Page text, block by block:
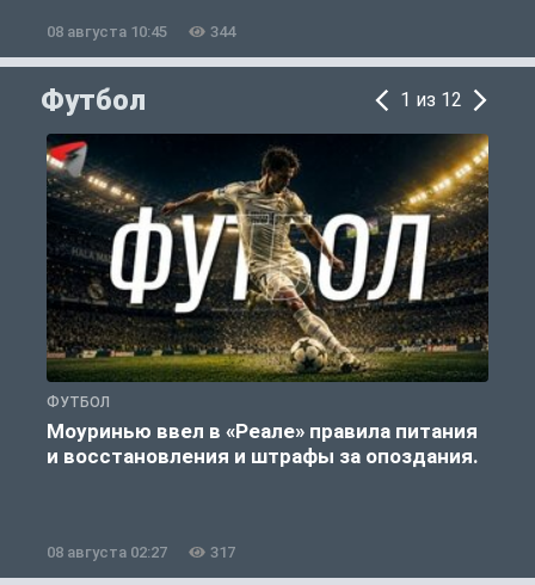
08 августа 10:45 344
Футбол 1 из 12
ФУТБОЛ
Моуринью ввел в «Реале» правила питания
и восстановления и штрафы за опоздания.
08 августа 02:27 317